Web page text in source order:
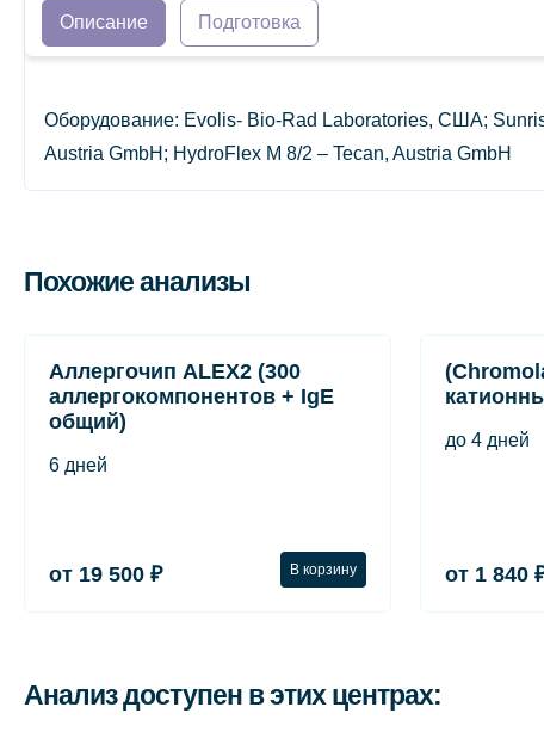
Описание Подготовка
Оборудование: Evolis- Bio-Rad Laboratories, США;
Austria GmbH; HydroFlex М 8/2 – Tecan, Austria GmbH
Похожие анализы
Аллергочип ALEX2 (300
аллергокомпонентов + IgE
общий)
6 дней
от 19 500 ₽ В корзину
до 4 дней
от 1 840
Анализ доступен в этих центрах: